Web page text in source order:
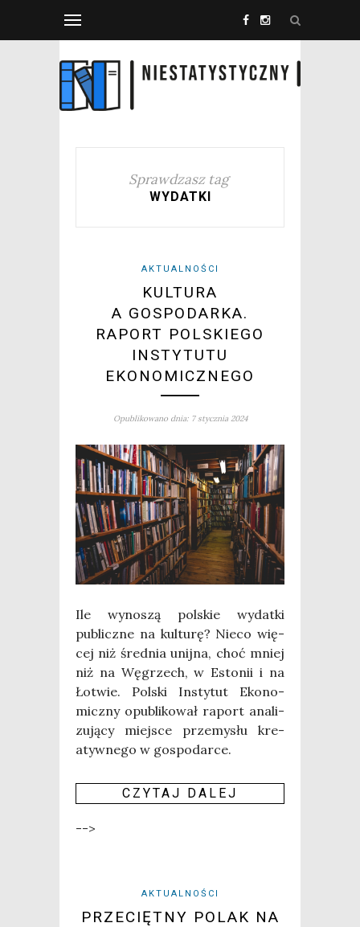
Sprawdzasz tag
WYDATKI
AKTUALNOŚCI
KULTURA
A GOSPODARKA.
RAPORT POLSKIEGO
INSTYTUTU
EKONOMICZNEGO
Opublikowano dnia: 7 stycznia 2024
Ile wyno­szą pol­skie wydat­ki
publicz­ne na kul­tu­rę? Nie­co wię­
cej niż śred­nia unij­na, choć mniej
niż na Węgrzech, w Esto­nii i na
Łotwie. Pol­ski Insty­tut Eko­no­
micz­ny opu­bli­ko­wał raport ana­li­
zu­ją­cy miej­sce prze­my­słu kre­
atyw­ne­go w gospo­dar­ce.
CZY­TAJ DALEJ
-->
AKTUALNOŚCI
PRZECIĘTNY POLAK NA